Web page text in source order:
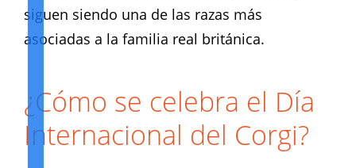
siguen siendo una de las razas más
asociadas a la familia real británica.
¿Cómo se celebra el Día
Internacional del Corgi?